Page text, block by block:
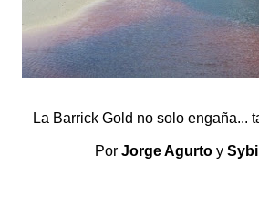
La Barrick Gold no solo engaña...
PorJorge Agurto y